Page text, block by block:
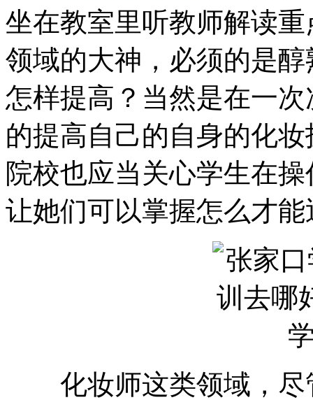
坐在教室里听教师解读
领域的大神，必须的是
怎样提高？当然是在一
的提高自己的自身的化
院校也应当关心学生在
让她们可以掌握怎么才
化妆师这类领域，尽